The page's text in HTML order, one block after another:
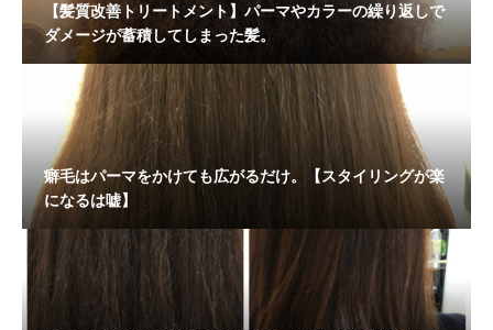
【髪質改善トリートメント】パーマやカラーの繰り返しで
ダメージが蓄積してしまった髪。
癖毛はパーマをかけても広がるだけ。【スタイリングが楽
になるは嘘】